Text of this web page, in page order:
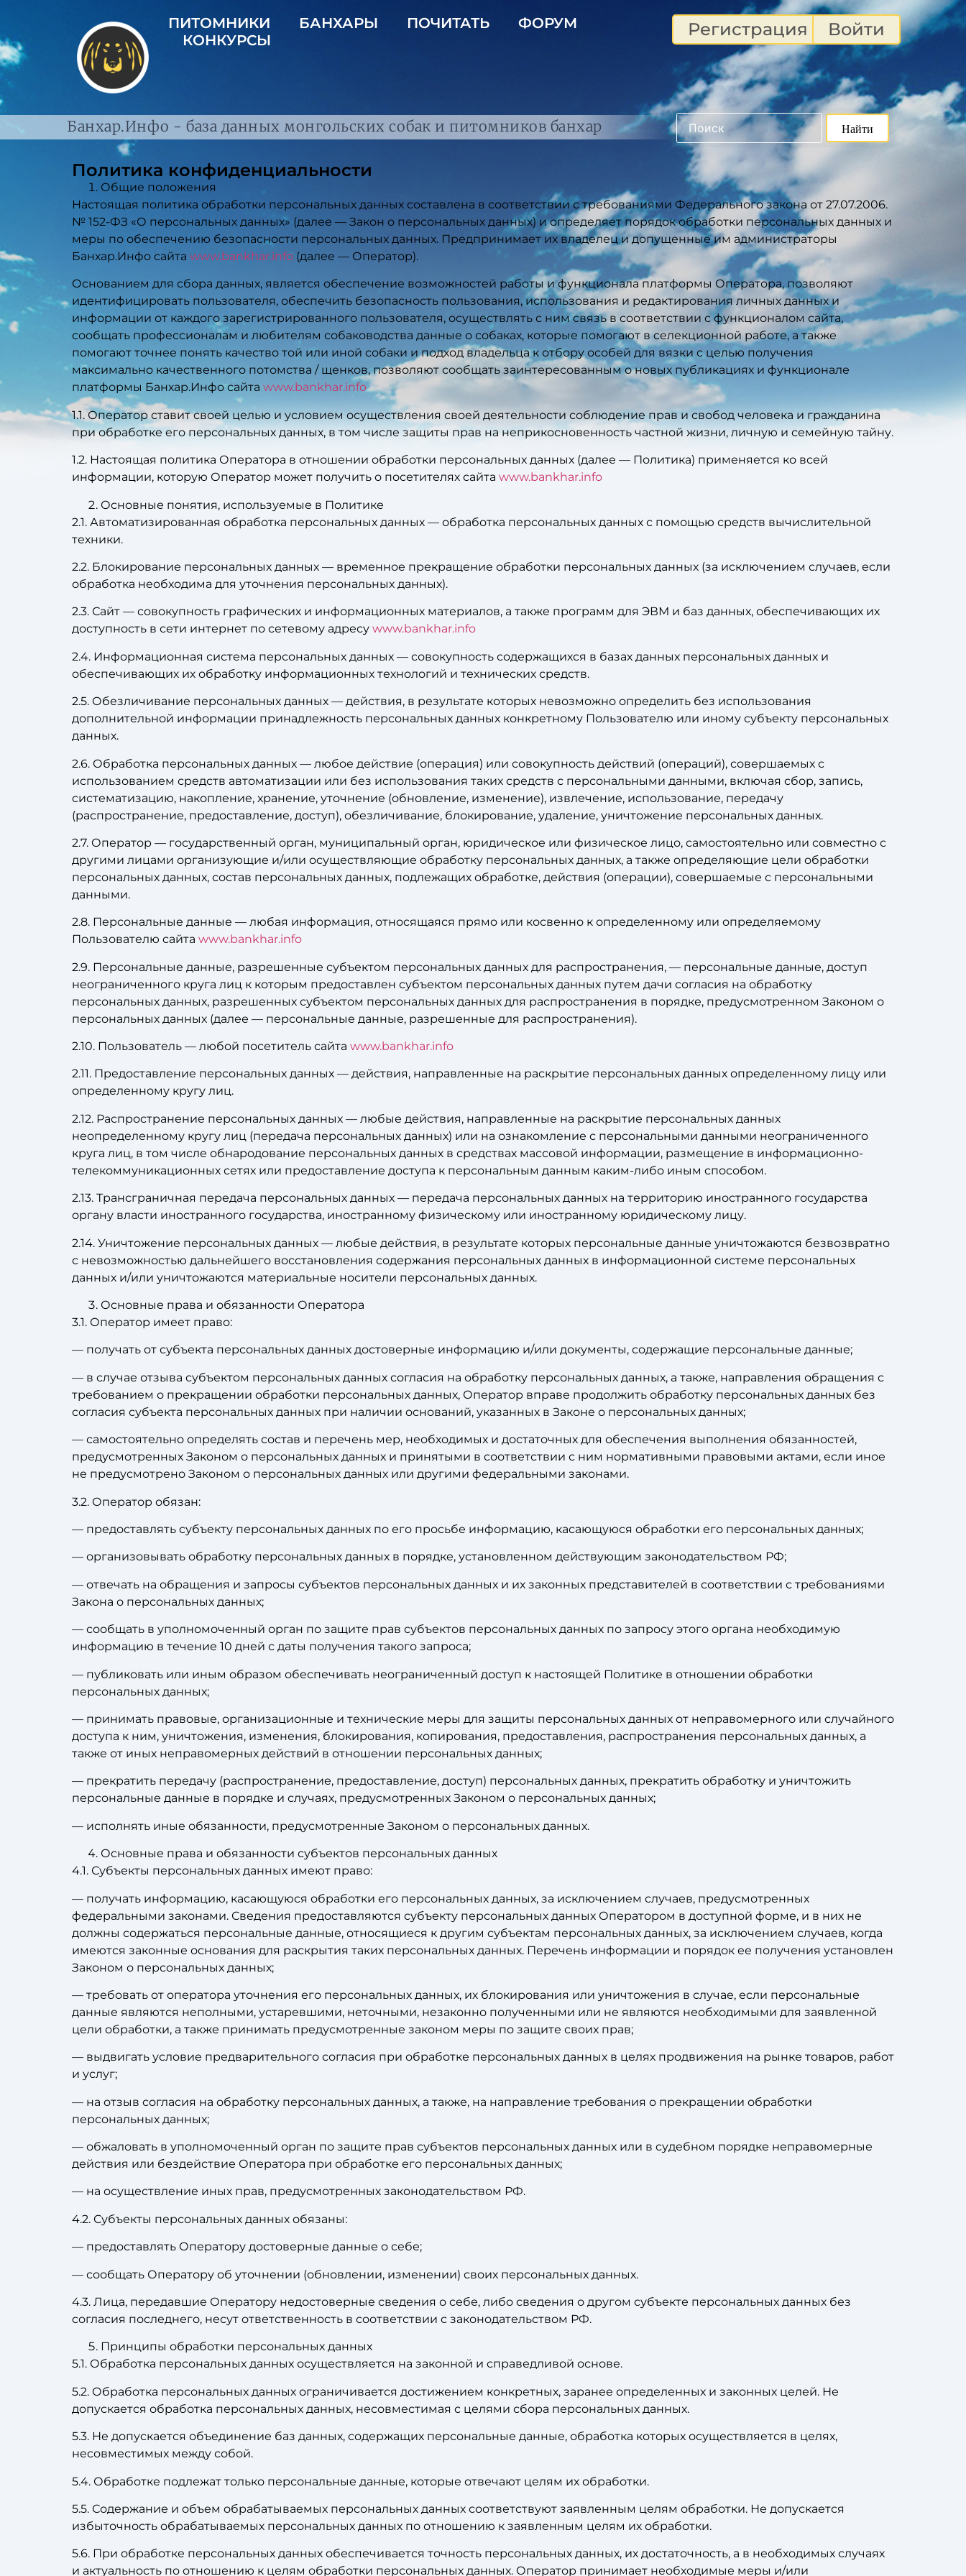
ПИТОМНИКИ БАНХАРЫ ПОЧИТАТЬ
ФОРУМ
КОНКУРСЫ
Регистрация Войти
Банхар.Инфо - база данных монгольских собак и питомников банхар
Политика конфиденциальности
Общие положения
Настоящая политика обработки персональных данных составлена в соответствии с требованиями Федерального закона от 27.07.2006.
№ 152-ФЗ «О персональных данных» (далее — Закон о персональных данных) и определяет порядок обработки персональных данных и
меры по обеспечению безопасности персональных данных. Предпринимает их владелец и допущенные им администраторы
Банхар.Инфо сайта www.bankhar.info (далее — Оператор).
Основанием для сбора данных, является обеспечение возможностей работы и функционала платформы Оператора, позволяют
идентифицировать пользователя, обеспечить безопасность пользования, использования и редактирования личных данных и
информации от каждого зарегистрированного пользователя, осуществлять с ним связь в соответствии с функционалом сайта,
сообщать профессионалам и любителям собаководства данные о собаках, которые помогают в селекционной работе, а также
помогают точнее понять качество той или иной собаки и подход владельца к отбору особей для вязки с целью получения
максимально качественного потомства / щенков, позволяют сообщать заинтересованным о новых публикациях и функционале
платформы Банхар.Инфо сайта www.bankhar.info
1.1. Оператор ставит своей целью и условием осуществления своей деятельности соблюдение прав и свобод человека и гражданина
при обработке его персональных данных, в том числе защиты прав на неприкосновенность частной жизни, личную и семейную тайну.
1.2. Настоящая политика Оператора в отношении обработки персональных данных (далее — Политика) применяется ко всей
информации, которую Оператор может получить о посетителях сайта www.bankhar.info
Основные понятия, используемые в Политике
2.1. Автоматизированная обработка персональных данных — обработка персональных данных с помощью средств вычислительной
техники.
2.2. Блокирование персональных данных — временное прекращение обработки персональных данных (за исключением случаев, если
обработка необходима для уточнения персональных данных).
2.3. Сайт — совокупность графических и информационных материалов, а также программ для ЭВМ и баз данных, обеспечивающих их
доступность в сети интернет по сетевому адресу www.bankhar.info
2.4. Информационная система персональных данных — совокупность содержащихся в базах данных персональных данных и
обеспечивающих их обработку информационных технологий и технических средств.
2.5. Обезличивание персональных данных — действия, в результате которых невозможно определить без использования
дополнительной информации принадлежность персональных данных конкретному Пользователю или иному субъекту персональных
данных.
2.6. Обработка персональных данных — любое действие (операция) или совокупность действий (операций), совершаемых с
использованием средств автоматизации или без использования таких средств с персональными данными, включая сбор, запись,
систематизацию, накопление, хранение, уточнение (обновление, изменение), извлечение, использование, передачу
(распространение, предоставление, доступ), обезличивание, блокирование, удаление, уничтожение персональных данных.
2.7. Оператор — государственный орган, муниципальный орган, юридическое или физическое лицо, самостоятельно или совместно с
другими лицами организующие и/или осуществляющие обработку персональных данных, а также определяющие цели обработки
персональных данных, состав персональных данных, подлежащих обработке, действия (операции), совершаемые с персональными
данными.
2.8. Персональные данные — любая информация, относящаяся прямо или косвенно к определенному или определяемому
Пользователю сайта www.bankhar.info
2.9. Персональные данные, разрешенные субъектом персональных данных для распространения, — персональные данные, доступ
неограниченного круга лиц к которым предоставлен субъектом персональных данных путем дачи согласия на обработку
персональных данных, разрешенных субъектом персональных данных для распространения в порядке, предусмотренном Законом о
персональных данных (далее — персональные данные, разрешенные для распространения).
2.10. Пользователь — любой посетитель сайта www.bankhar.info
2.11. Предоставление персональных данных — действия, направленные на раскрытие персональных данных определенному лицу или
определенному кругу лиц.
2.12. Распространение персональных данных — любые действия, направленные на раскрытие персональных данных
неопределенному кругу лиц (передача персональных данных) или на ознакомление с персональными данными неограниченного
круга лиц, в том числе обнародование персональных данных в средствах массовой информации, размещение в информационно-
телекоммуникационных сетях или предоставление доступа к персональным данным каким-либо иным способом.
2.13. Трансграничная передача персональных данных — передача персональных данных на территорию иностранного государства
органу власти иностранного государства, иностранному физическому или иностранному юридическому лицу.
2.14. Уничтожение персональных данных — любые действия, в результате которых персональные данные уничтожаются безвозвратно
с невозможностью дальнейшего восстановления содержания персональных данных в информационной системе персональных
данных и/или уничтожаются материальные носители персональных данных.
Основные права и обязанности Оператора
3.1. Оператор имеет право:
— получать от субъекта персональных данных достоверные информацию и/или документы, содержащие персональные данные;
— в случае отзыва субъектом персональных данных согласия на обработку персональных данных, а также, направления обращения с
требованием о прекращении обработки персональных данных, Оператор вправе продолжить обработку персональных данных без
согласия субъекта персональных данных при наличии оснований, указанных в Законе о персональных данных;
— самостоятельно определять состав и перечень мер, необходимых и достаточных для обеспечения выполнения обязанностей,
предусмотренных Законом о персональных данных и принятыми в соответствии с ним нормативными правовыми актами, если иное
не предусмотрено Законом о персональных данных или другими федеральными законами.
3.2. Оператор обязан:
— предоставлять субъекту персональных данных по его просьбе информацию, касающуюся обработки его персональных данных;
— организовывать обработку персональных данных в порядке, установленном действующим законодательством РФ;
— отвечать на обращения и запросы субъектов персональных данных и их законных представителей в соответствии с требованиями
Закона о персональных данных;
— сообщать в уполномоченный орган по защите прав субъектов персональных данных по запросу этого органа необходимую
информацию в течение 10 дней с даты получения такого запроса;
— публиковать или иным образом обеспечивать неограниченный доступ к настоящей Политике в отношении обработки
персональных данных;
— принимать правовые, организационные и технические меры для защиты персональных данных от неправомерного или случайного
доступа к ним, уничтожения, изменения, блокирования, копирования, предоставления, распространения персональных данных, а
также от иных неправомерных действий в отношении персональных данных;
— прекратить передачу (распространение, предоставление, доступ) персональных данных, прекратить обработку и уничтожить
персональные данные в порядке и случаях, предусмотренных Законом о персональных данных;
— исполнять иные обязанности, предусмотренные Законом о персональных данных.
Основные права и обязанности субъектов персональных данных
4.1. Субъекты персональных данных имеют право:
— получать информацию, касающуюся обработки его персональных данных, за исключением случаев, предусмотренных
федеральными законами. Сведения предоставляются субъекту персональных данных Оператором в доступной форме, и в них не
должны содержаться персональные данные, относящиеся к другим субъектам персональных данных, за исключением случаев, когда
имеются законные основания для раскрытия таких персональных данных. Перечень информации и порядок ее получения установлен
Законом о персональных данных;
— требовать от оператора уточнения его персональных данных, их блокирования или уничтожения в случае, если персональные
данные являются неполными, устаревшими, неточными, незаконно полученными или не являются необходимыми для заявленной
цели обработки, а также принимать предусмотренные законом меры по защите своих прав;
— выдвигать условие предварительного согласия при обработке персональных данных в целях продвижения на рынке товаров, работ
и услуг;
— на отзыв согласия на обработку персональных данных, а также, на направление требования о прекращении обработки
персональных данных;
— обжаловать в уполномоченный орган по защите прав субъектов персональных данных или в судебном порядке неправомерные
действия или бездействие Оператора при обработке его персональных данных;
— на осуществление иных прав, предусмотренных законодательством РФ.
4.2. Субъекты персональных данных обязаны:
— предоставлять Оператору достоверные данные о себе;
— сообщать Оператору об уточнении (обновлении, изменении) своих персональных данных.
4.3. Лица, передавшие Оператору недостоверные сведения о себе, либо сведения о другом субъекте персональных данных без
согласия последнего, несут ответственность в соответствии с законодательством РФ.
Принципы обработки персональных данных
5.1. Обработка персональных данных осуществляется на законной и справедливой основе.
5.2. Обработка персональных данных ограничивается достижением конкретных, заранее определенных и законных целей. Не
допускается обработка персональных данных, несовместимая с целями сбора персональных данных.
5.3. Не допускается объединение баз данных, содержащих персональные данные, обработка которых осуществляется в целях,
несовместимых между собой.
5.4. Обработке подлежат только персональные данные, которые отвечают целям их обработки.
5.5. Содержание и объем обрабатываемых персональных данных соответствуют заявленным целям обработки. Не допускается
избыточность обрабатываемых персональных данных по отношению к заявленным целям их обработки.
5.6. При обработке персональных данных обеспечивается точность персональных данных, их достаточность, а в необходимых случаях
и актуальность по отношению к целям обработки персональных данных. Оператор принимает необходимые меры и/или